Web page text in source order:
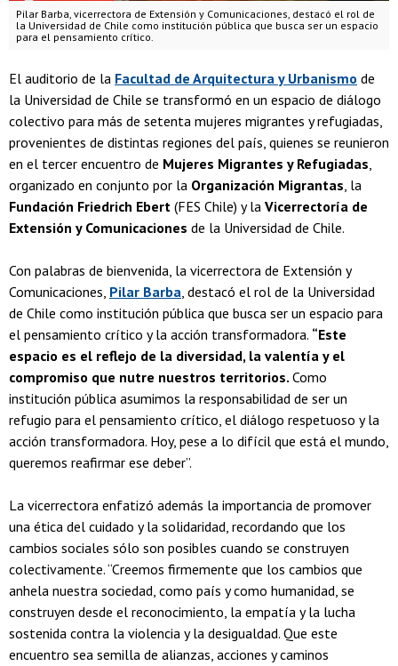
Pilar Barba, vicerrectora de Extensión y Comunicaciones, destacó el rol de
la Universidad de Chile como institución pública que busca ser un espacio
para el pensamiento crítico.
El auditorio de la Facultad de Arquitectura y Urbanismo de
la Universidad de Chile se transformó en un espacio de diálogo
colectivo para más de setenta mujeres migrantes y refugiadas,
provenientes de distintas regiones del país, quienes se reunieron
en el tercer encuentro de Mujeres Migrantes y Refugiadas,
organizado en conjunto por la Organización Migrantas, la
Fundación Friedrich Ebert (FES Chile) y la Vicerrectoría de
Extensión y Comunicaciones de la Universidad de Chile.
Con palabras de bienvenida, la vicerrectora de Extensión y
Comunicaciones, Pilar Barba, destacó el rol de la Universidad
de Chile como institución pública que busca ser un espacio para
el pensamiento crítico y la acción transformadora. “Este
espacio es el reflejo de la diversidad, la valentía y el
compromiso que nutre nuestros territorios. Como
institución pública asumimos la responsabilidad de ser un
refugio para el pensamiento crítico, el diálogo respetuoso y la
acción transformadora. Hoy, pese a lo difícil que está el mundo,
queremos reafirmar ese deber”.
La vicerrectora enfatizó además la importancia de promover
una ética del cuidado y la solidaridad, recordando que los
cambios sociales sólo son posibles cuando se construyen
colectivamente. “Creemos firmemente que los cambios que
anhela nuestra sociedad, como país y como humanidad, se
construyen desde el reconocimiento, la empatía y la lucha
sostenida contra la violencia y la desigualdad. Que este
encuentro sea semilla de alianzas, acciones y caminos